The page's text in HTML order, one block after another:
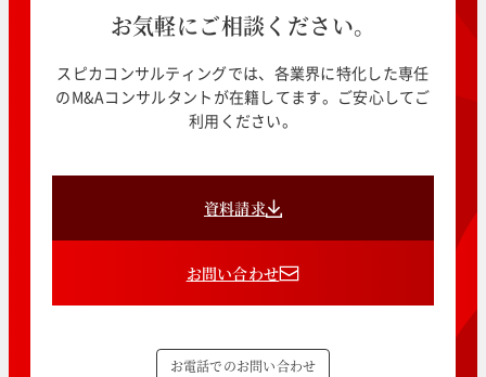
お気軽にご相談ください。
スピカコンサルティングでは、各業界に特化した専任
のM&Aコンサルタントが在籍してます。ご安心してご
利用ください。
資料請求
お問い合わせ
お電話でのお問い合わせ